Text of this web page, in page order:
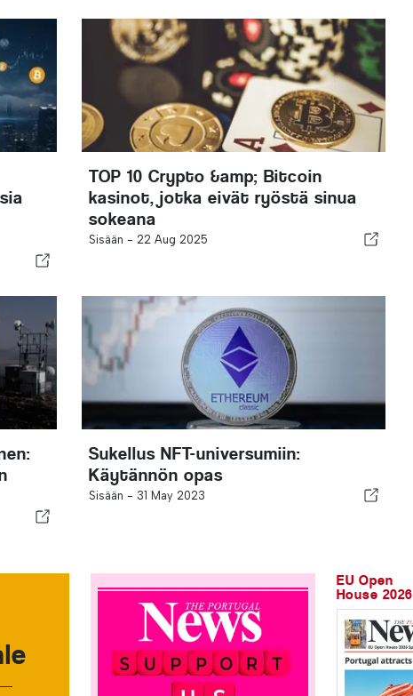
TOP 10 Crypto &amp; Bitcoin
kasinot, jotka eivät ryöstä sinua
sokeana
Sisään - 22 Aug 2025
Sukellus NFT-universumiin:
Käytännön opas
Sisään - 31 May 2023
EU Open
House 2026